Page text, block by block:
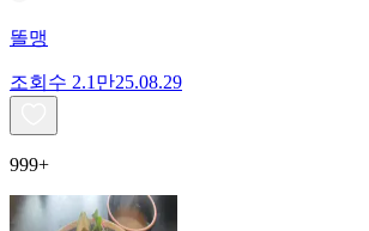
똘맹
조회수 2.1만25.08.29
999+